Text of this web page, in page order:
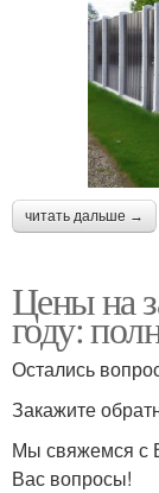
читать дальше →
Цены на
году:
Остались
Закажите
Мы свяжемся с
Вас вопросы!